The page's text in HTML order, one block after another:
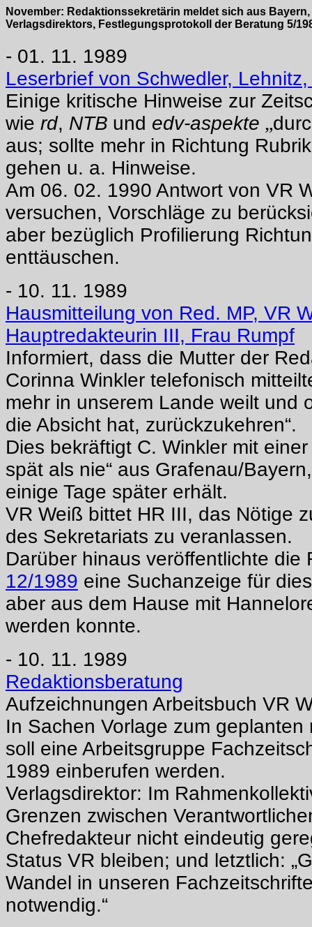
November: Redaktionssekretärin meldet sich aus
Verlagsdirektors, Festlegungsprotokoll der Beratung 5/
- 01. 11. 1989
Leserbrief von Schwedler,
Einige kritische Hinweise zur
wie rd, NTB und edv-aspekte „
aus; sollte mehr in Richtung
gehen u. a. Hinweise.
Am 06. 02. 1990 Antwort von VR
versuchen, Vorschläge zu
aber bezüglich Profilierung
enttäuschen.
- 10. 11. 1989
Hausmitteilung von Red. MP, VR
Hauptredakteurin III, Frau Rumpf
Informiert, dass die Mutter der
Corinna Winkler telefonisch
mehr in unserem Lande weilt und
die Absicht hat, zurückzukehren“.
Dies bekräftigt C. Winkler mit
spät als nie“ aus Grafenau/
einige Tage später erhält.
VR Weiß bittet HR III, das Nötige
des Sekretariats zu veranlassen.
Darüber hinaus veröffentlichte
12/1989 eine Suchanzeige für
aber aus dem Hause mit
werden konnte.
- 10. 11. 1989
Redaktionsberatung
Aufzeichnungen Arbeitsbuch VR
In Sachen Vorlage zum
soll eine Arbeitsgruppe
1989 einberufen werden.
Verlagsdirektor: Im
Grenzen zwischen
Chefredakteur nicht eindeutig
Status VR bleiben; und letztlich:
Wandel in unseren
notwendig.“